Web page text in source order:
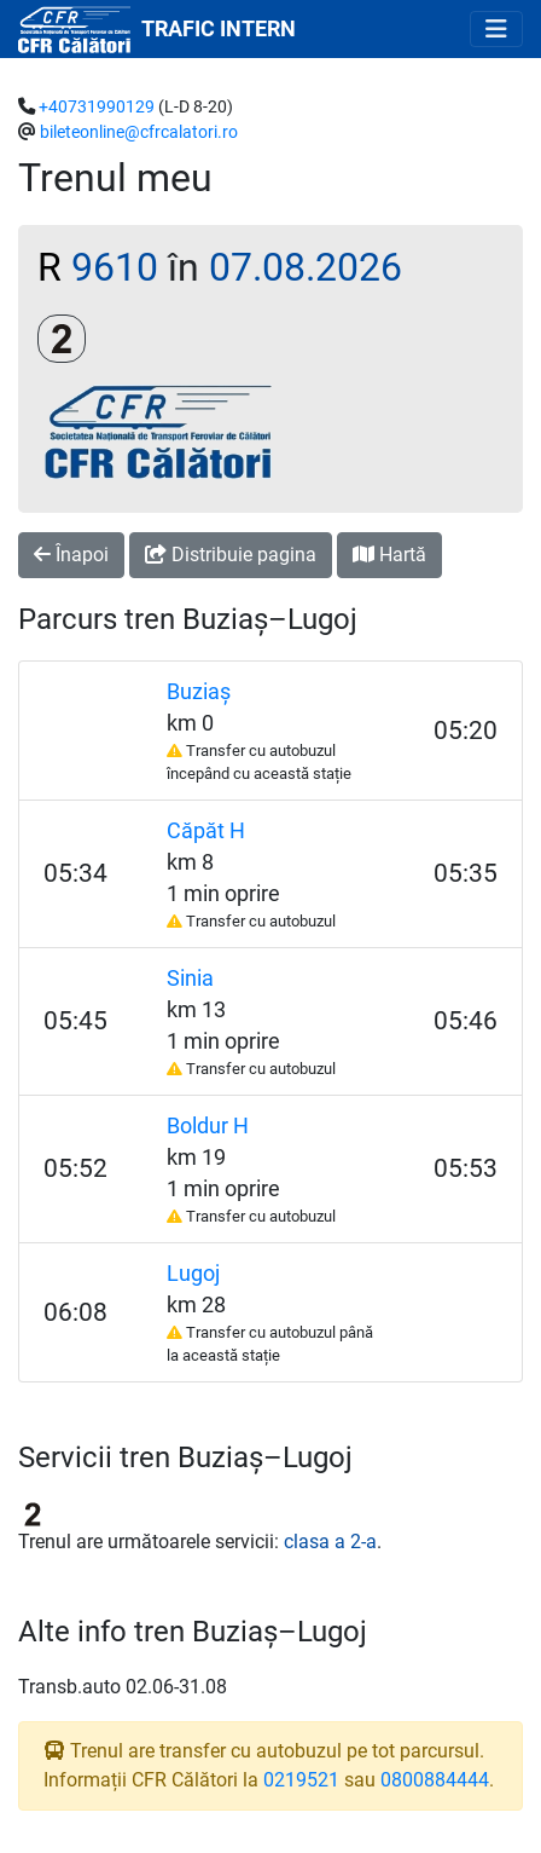
TRAFIC INTERN
Trenul meu
+40731990129 (L-D 8-20)
bileteonline@cfrcalatori.ro
R 9610 în 07.08.2026
Clasa a 2-a
Înapoi Distribuie pagina Hartă
Parcurs tren Buziaș–Lugoj
Buziaș
km 0
Transfer cu autobuzul
începând cu această stație
05:20
05:34
Căpăt H
km 8
1 min oprire
Transfer cu autobuzul
05:35
05:45
Sinia
km 13
1 min oprire
Transfer cu autobuzul
05:46
05:52
Boldur H
km 19
1 min oprire
Transfer cu autobuzul
05:53
06:08
Lugoj
km 28
Transfer cu autobuzul până
la această stație
Servicii tren Buziaș–Lugoj
Trenul are următoarele servicii: clasa a 2-a.
Alte info tren Buziaș–Lugoj
Transb.auto 02.06-31.08
Trenul are transfer cu autobuzul pe tot parcursul.
Informații CFR Călători la 0219521 sau 0800884444.